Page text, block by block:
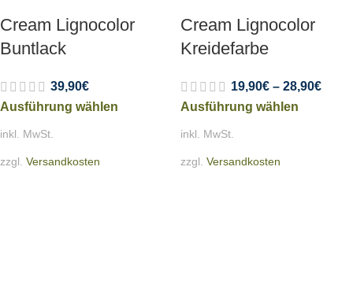
Cream Lignocolor
Buntlack
39,90€
Ausführung wählen
inkl. MwSt.
zzgl. Versandkosten
Cream Lignocolor
Kreidefarbe
19,90€ – 28,90€
Ausführung wählen
inkl. MwSt.
zzgl. Versandkosten